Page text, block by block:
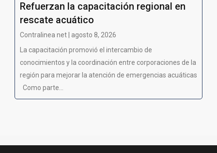
Refuerzan la capacitación regional en
rescate acuático
Contralinea net | agosto 8, 2026
La capacitación promovió el intercambio de
conocimientos y la coordinación entre corporaciones de la
región para mejorar la atención de emergencias acuáticas
Como parte...